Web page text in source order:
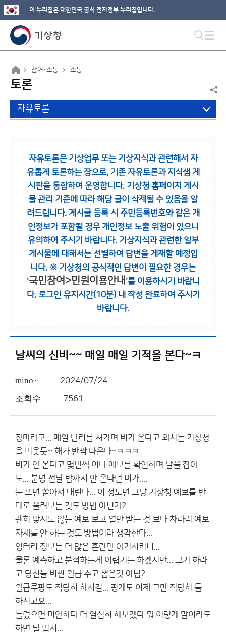
이 누리집은 대한민국 공식 전자정부 누리집입니다.
참여·소통 소통
토론
자유토론
자유토론은 기상업무 또는 기상지식과 관련해서 자
유롭게 토론하는 장으로, 기존 자유토론과 지식샘 게
시판을 통합하여 운영합니다. 기상청 홈페이지 게시
물 관리 기준에 따라 해당 글이 삭제될 수 있음을 알
려드립니다. 게시글 등록 시 주민등록번호와 같은 개
인정보가 포함될 경우 개인정보 노출 위험이 있으니
유의하여 주시기 바랍니다. 기상지식과 관련한 일부
게시물에 대해서는 선별하여 답변을 게재할 예정입
니다. ※ 기상청의 공식적인 답변이 필요한 경우는
'국민참여>민원이용안내 '를 이용하시기 바랍니
다. 로그인 유지시간(10분) 내 작성 완료하여 주시기
바랍니다.
날씨의 신비~~ 매일 매일 기적을 본다~ㅋ
mino~ 2024/07/24
조회수 7561
장마라고... 매일 난리를 쳐가며 비가 온다고 외치는 기상청
을 비웃듯~ 해가 반짝 나온다~ㅋㅋㅋ
비가 안 온다고 몇번씩 이나 예보를 확인하며 날을 잡아
도... 분명 전날 밤까지 안 온다던 비가....
눈 뜨면 쏟아져 내린다... 이 정도면 그냥 기상청 예보를 반
대로 올려보는 것도 방법 아닌가?
괜히 맞지도 않는 예보 보고 열만 받는 것 보다 차라리 예보
자체를 안 하는 것도 방법이라 생각한다...
엉터리 정보는 더 많은 혼란만 야기시키니...
물론 예측하고 분석하는게 어렵기는 하겠지만... 그거 하라
고 당신들 비싼 월급 주고 뽑은것 아님?
월급루팡도 적당히 하시길... 핑계도 이제 그만 적당히 들
하시고요...
틀렸으면 미안하다 더 열심히 해보겠다 뭐 이렇게 말이라도
하면 덜 밉지...